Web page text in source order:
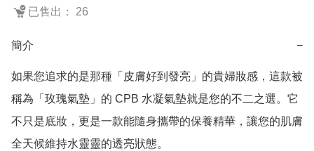
已售出： 26
簡介 −
如果您追求的是那種「皮膚好到發亮」的貴婦妝感，這款被
稱為「玫瑰氣墊」的 CPB 水凝氣墊就是您的不二之選。它
不只是底妝，更是一款能隨身攜帶的保養精華，讓您的肌膚
全天候維持水靈靈的透亮狀態。